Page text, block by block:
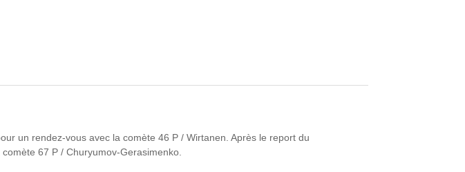
un rendez-vous avec la comète 46 P / Wirtanen. Après le report du
67 P / Churyumov-Gerasimenko.